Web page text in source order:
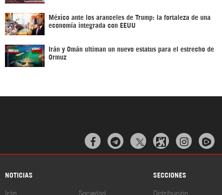
México ante los aranceles de Trump: la fortaleza de una
economía integrada con EEUU
Irán y Omán ultiman un nuevo estatus para el estrecho de
Ormuz
  
NOTICIAS SECCIONES
Irán Sociedad Distribución